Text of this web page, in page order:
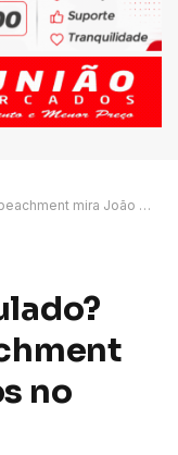
João Campos no Recife
no